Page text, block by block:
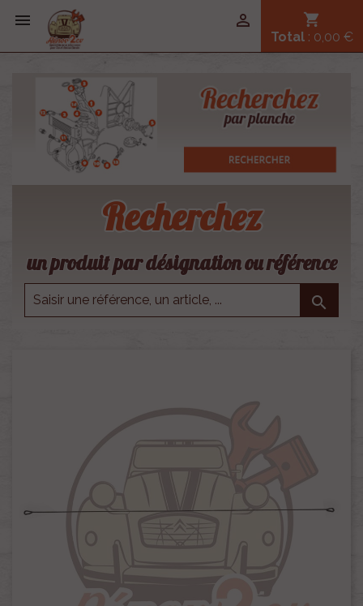
 shopping_cart
Total : 0,00 €

Recherchez
un produit par désignation ou référence
